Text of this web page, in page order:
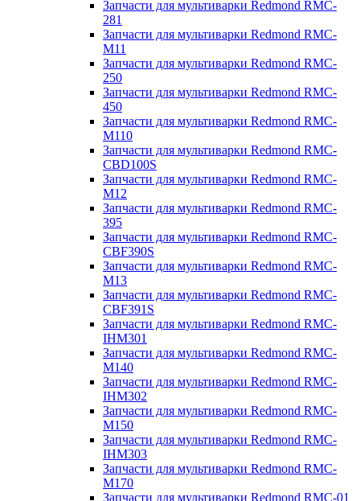
Запчасти для мультиварки Redmond RMC-
281
Запчасти для мультиварки Redmond RMC-
M11
Запчасти для мультиварки Redmond RMC-
250
Запчасти для мультиварки Redmond RMC-
450
Запчасти для мультиварки Redmond RMC-
M110
Запчасти для мультиварки Redmond RMC-
CBD100S
Запчасти для мультиварки Redmond RMC-
M12
Запчасти для мультиварки Redmond RMC-
395
Запчасти для мультиварки Redmond RMC-
CBF390S
Запчасти для мультиварки Redmond RMC-
M13
Запчасти для мультиварки Redmond RMC-
CBF391S
Запчасти для мультиварки Redmond RMC-
IHM301
Запчасти для мультиварки Redmond RMC-
M140
Запчасти для мультиварки Redmond RMC-
IHM302
Запчасти для мультиварки Redmond RMC-
M150
Запчасти для мультиварки Redmond RMC-
IHM303
Запчасти для мультиварки Redmond RMC-
M170
Запчасти для мультиварки Redmond RMC-01